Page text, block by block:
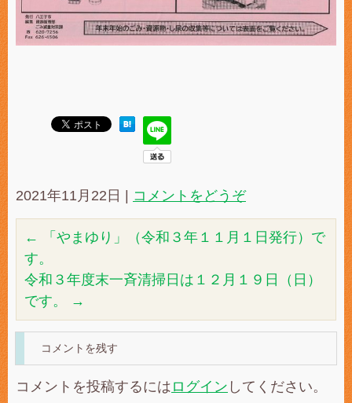
2021年11月22日 | コメントをどうぞ
←
「やまゆり」（令和３年１１月１日発行）で
す。
令和３年度末一斉清掃日は１２月１９日（日）
です。
→
コメントを残す
コメントを投稿するには ログイン してください。